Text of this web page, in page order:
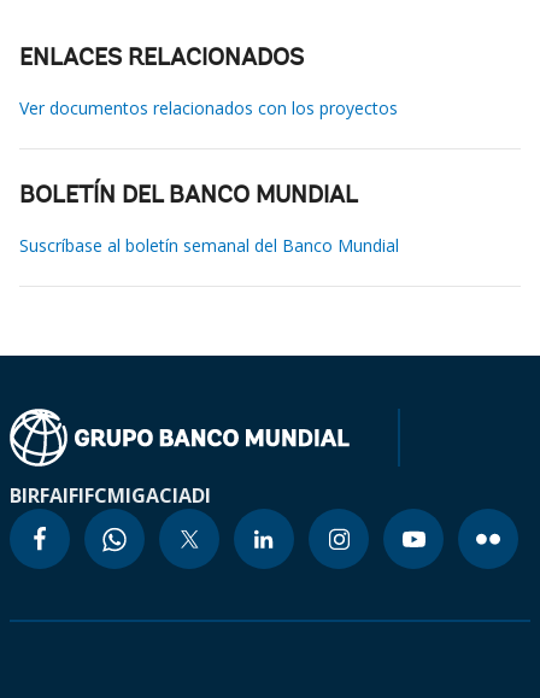
ENLACES RELACIONADOS
Ver documentos relacionados con los proyectos
BOLETÍN DEL BANCO MUNDIAL
Suscríbase al boletín semanal del Banco Mundial
BIRFAIFIFCMIGACIADI